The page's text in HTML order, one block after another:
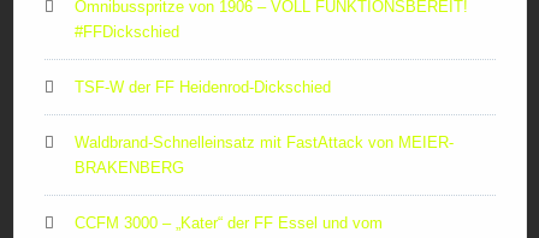
Omnibusspritze von 1906 – VOLL FUNKTIONSBEREIT!
#FFDickschied
TSF-W der FF Heidenrod-Dickschied
Waldbrand-Schnelleinsatz mit FastAttack von MEIER-
BRAKENBERG
CCFM 3000 – „Kater“ der FF Essel und vom